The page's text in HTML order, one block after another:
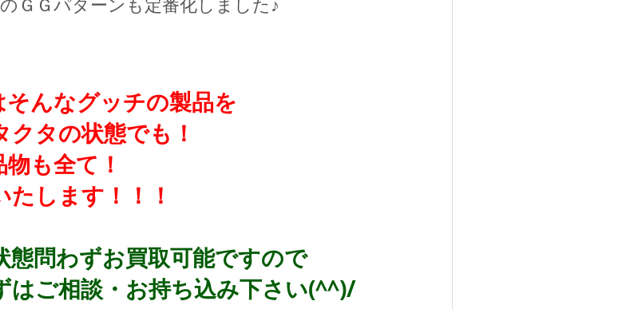
んなグッチの製品を
タの状態でも！
も全て！
します！！！
態問わずお買取可能ですので
はご相談・お持ち込み下さい(^^)/